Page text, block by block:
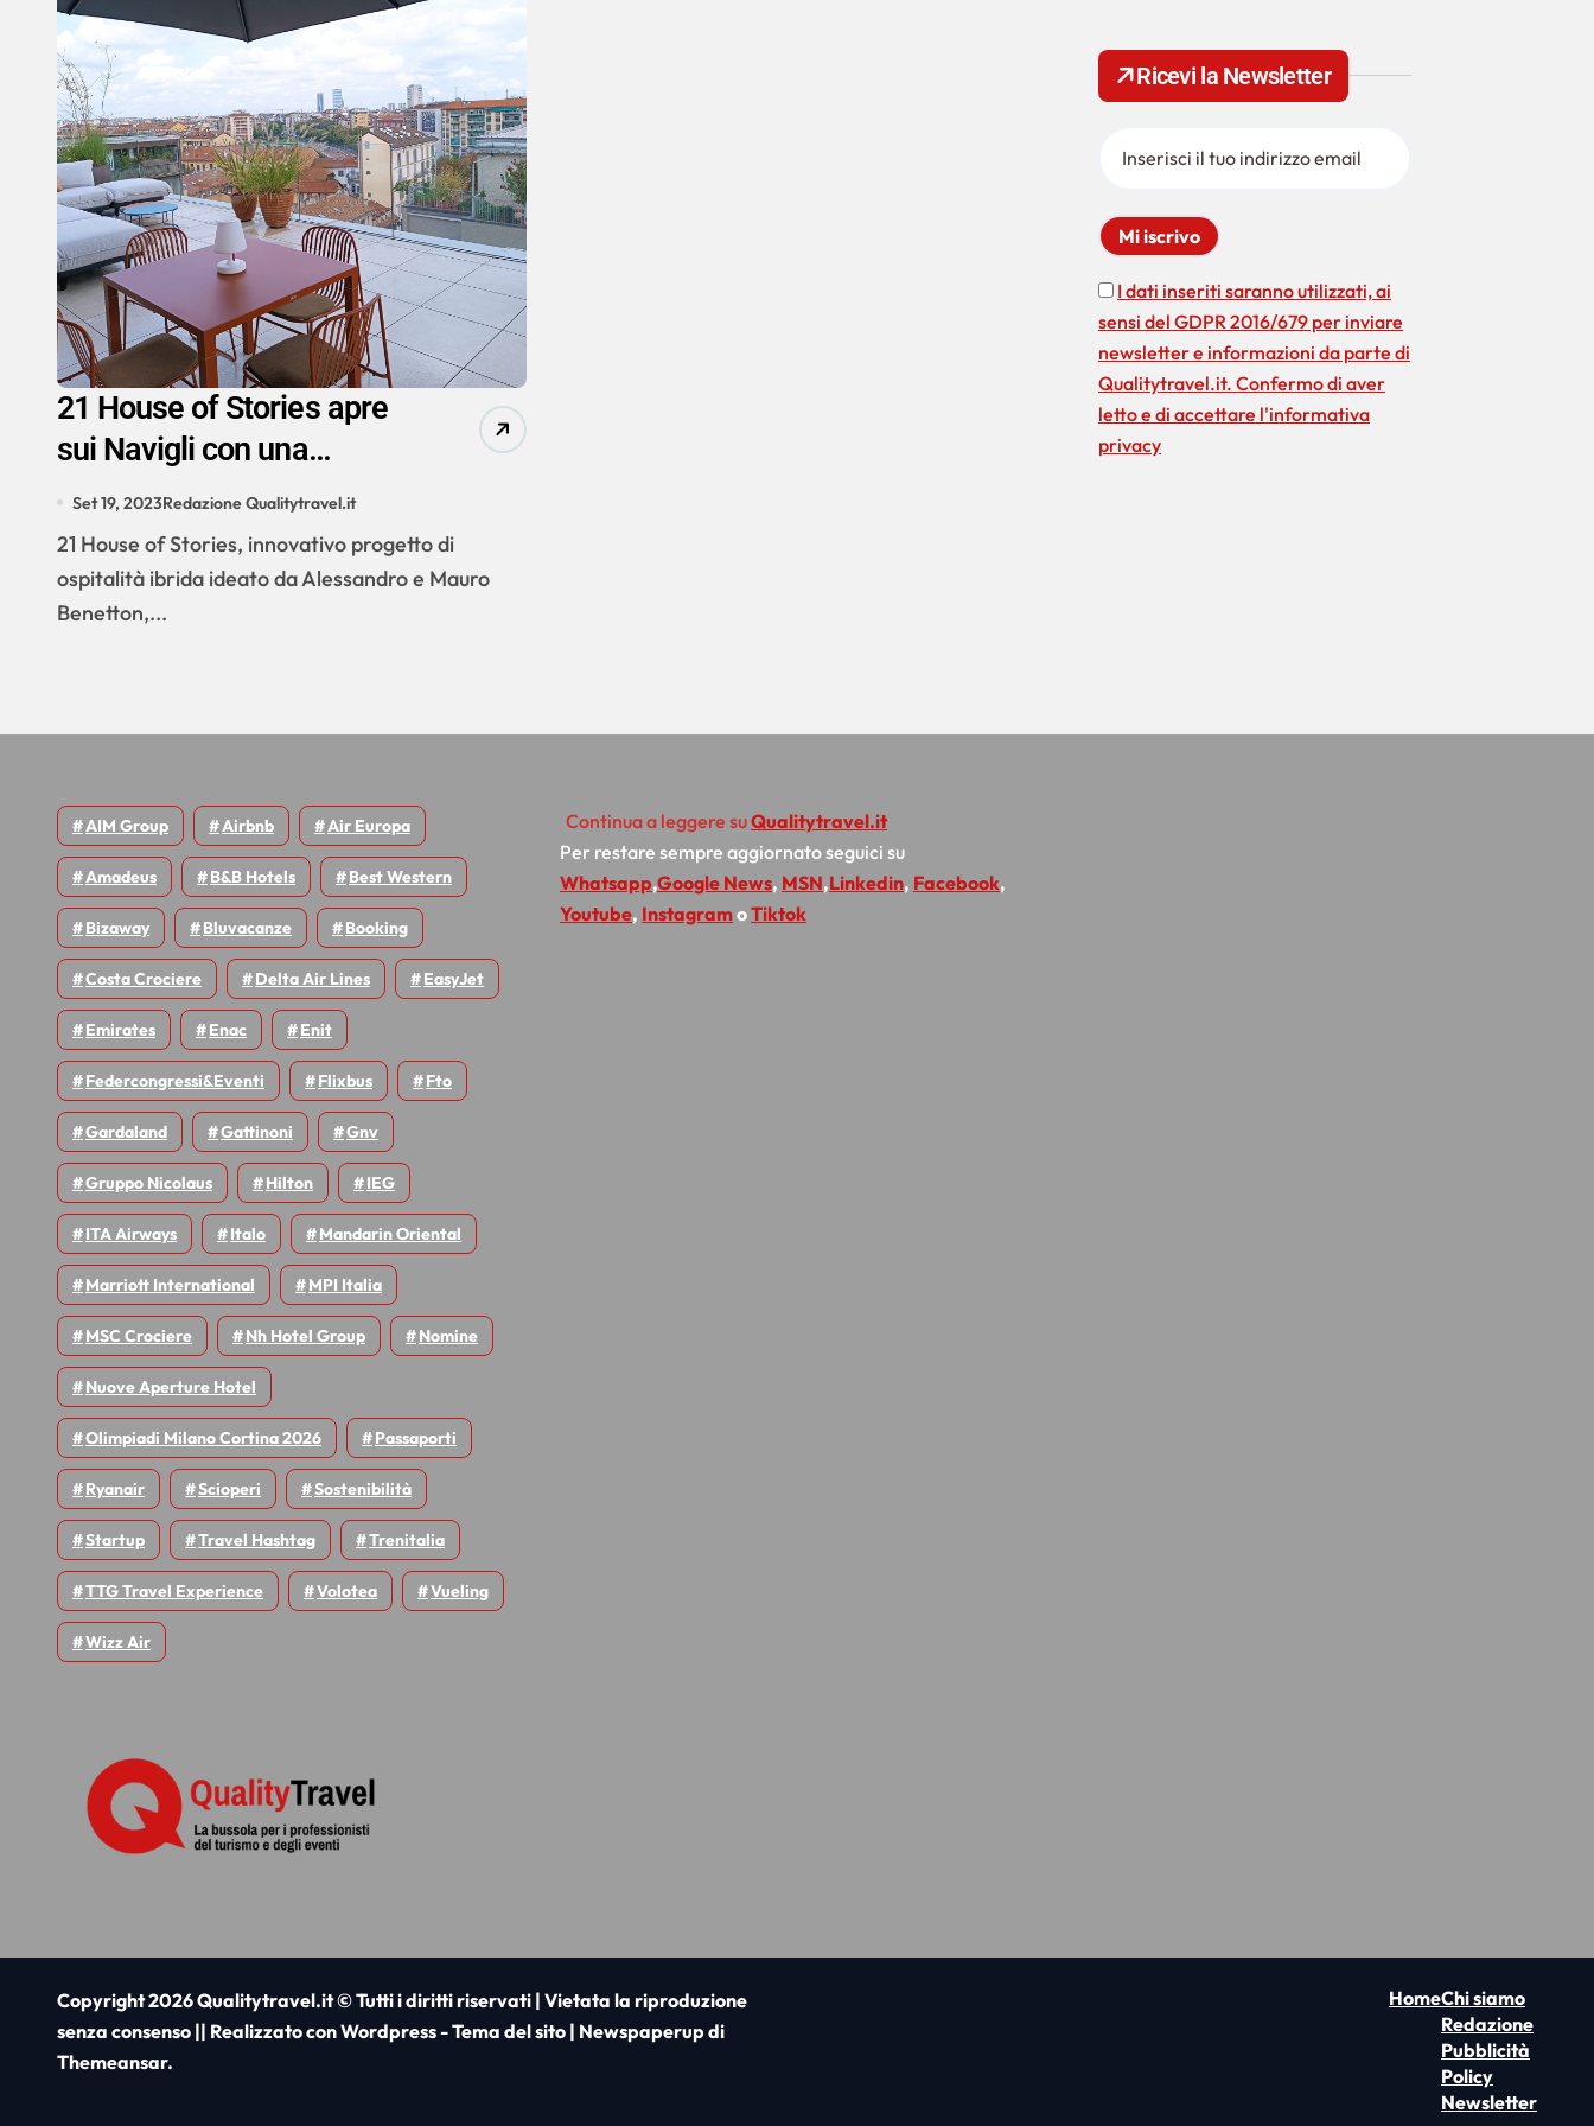
21 House of Stories apre
sui Navigli con una
terrazza segreta per gli
eventi
Set 19, 2023Redazione Qualitytravel.it
21 House of Stories, innovativo progetto di
ospitalità ibrida ideato da Alessandro e Mauro
Benetton,...
c
p
Ricevi la Newsletter
I dati inseriti saranno utilizzati, ai
sensi del GDPR 2016/679 per inviare
newsletter e informazioni da parte di
Qualitytravel.it. Confermo di aver
letto e di accettare l'informativa
privacy
AIM Group Airbnb Air Europa
Amadeus B&B Hotels Best Western
Bizaway Bluvacanze Booking
Costa Crociere Delta Air Lines EasyJet
Emirates Enac Enit
Federcongressi&eventi Flixbus Fto
Gardaland Gattinoni Gnv
Gruppo Nicolaus Hilton IEG
ITA Airways Italo Mandarin Oriental
Marriott International MPI Italia
MSC Crociere Nh Hotel Group Nomine
Nuove Aperture Hotel
Olimpiadi Milano Cortina 2026 Passaporti
Ryanair Scioperi Sostenibilità
Startup Travel Hashtag Trenitalia
TTG Travel Experience Volotea Vueling
Wizz Air
Continua a leggere suQualitytravel.it
Per restare sempre aggiornato seguici su
Whatsapp,Google News, MSN,Linkedin, Facebook,
Youtube, InstagramoTiktok
Copyright 2026 Qualitytravel.it © Tutti i diritti riservati | Vietata la riproduzione
senza consenso || Realizzato con Wordpress - Tema del sito | Newspaperup di
Themeansar.
HomeChi siamo
Redazione
Pubblicità
Policy
Newsletter